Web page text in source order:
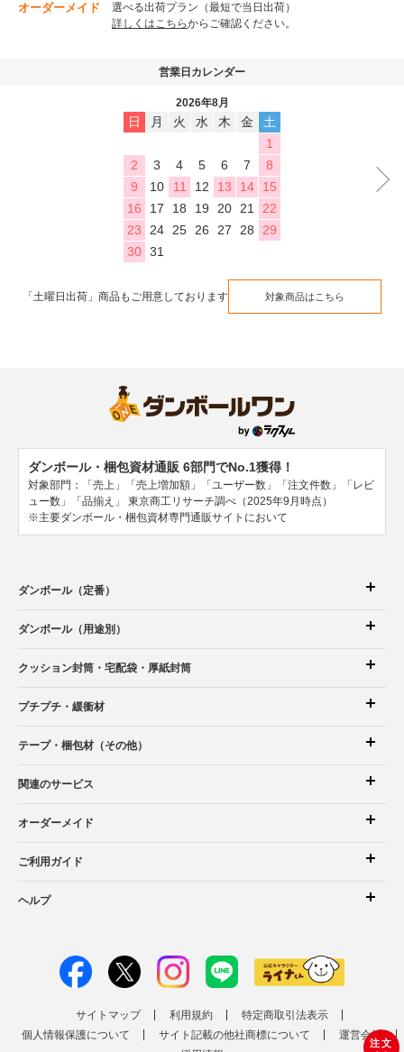
注文
オーダーメイド
選べる出荷プラン（最短で当日出荷）
詳しくはこちらからご確認ください。
営業日カレンダー
2026年8月
日 月 火 水 木 金
土
1
2
3 4 5 6 7
8
9
10 11 12 13 14
15
16
17 18 19 20 21
22
23
24 25 26 27 28
29
30 31
「土曜日出荷」商品もご用意しております 対象商品はこちら
ダンボール・梱包資材通販 6部門でNo.1獲得！
対象部門：「売上」「売上増加額」「ユーザー数」「注文件数」「レビ
ュー数」「品揃え」
東京商工リサーチ調べ（2025年9月時点）
※主要ダンボール・梱包資材専門通販サイトにおいて
ダンボール（定番）
ダンボール（用途別）
クッション封筒 ・宅配袋 ・厚紙封筒
プチプチ・緩衝材
テープ・梱包材（その他）
関連のサービス
オーダーメイド
ご利用ガイド
ヘルプ
サイトマップ 利用規約
特定商取引法表示
個人情報保護について
サイト記載の他社商標について
運営会社